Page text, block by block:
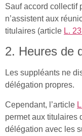
Sauf accord collectif
n’assistent aux
titulaires (article L.
2. Heures de
Les suppléants ne
délégation propres.
Cependant, l’article
permet aux titulaires
délégation avec les